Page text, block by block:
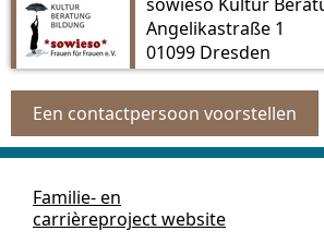
Angelikastraße 1
01099 Dresden
Een contactpersoon voorstellen
Familie- en
carrièreproject website